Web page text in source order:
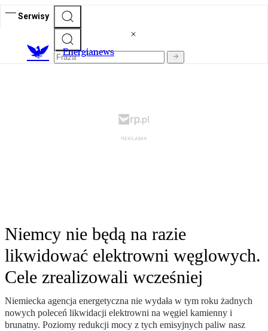
Serwisy
Energianews
Niemcy nie będą na razie
likwidować elektrowni węglowych.
Cele zrealizowali wcześniej
Niemiecka agencja energetyczna nie wydała w tym roku żadnych
nowych poleceń likwidacji elektrowni na węgiel kamienny i
brunatny. Poziomy redukcji mocy z tych emisyjnych paliw nasz